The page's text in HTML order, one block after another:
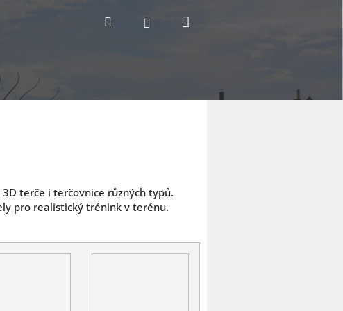
Hledat Přihlášení
terče i terčovnice různých typů.
pro realistický trénink v terénu.